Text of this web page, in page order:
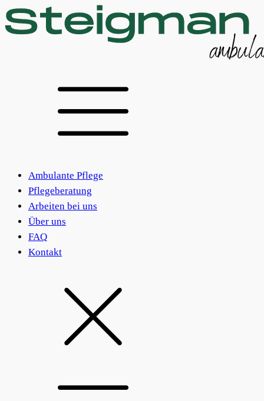
Ambulante Pflege
Pflegeberatung
Arbeiten bei uns
Über uns
FAQ
Kontakt